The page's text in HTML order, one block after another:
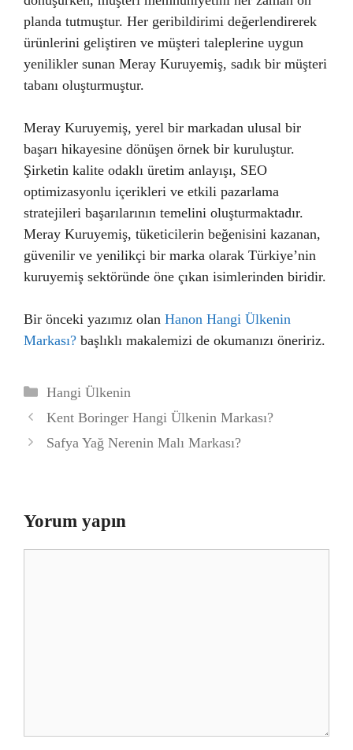
planda tutmuştur. Her geribildirimi değerlendirerek
ürünlerini geliştiren ve müşteri taleplerine uygun
yenilikler sunan Meray Kuruyemiş, sadık bir müşteri
tabanı oluşturmuştur.
Meray Kuruyemiş, yerel bir markadan ulusal bir
başarı hikayesine dönüşen örnek bir kuruluştur.
Şirketin kalite odaklı üretim anlayışı, SEO
optimizasyonlu içerikleri ve etkili pazarlama
stratejileri başarılarının temelini oluşturmaktadır.
Meray Kuruyemiş, tüketicilerin beğenisini kazanan,
güvenilir ve yenilikçi bir marka olarak Türkiye’nin
kuruyemiş sektöründe öne çıkan isimlerinden biridir.
Bir önceki yazımız olan Hanon Hangi Ülkenin
Markası? başlıklı makalemizi de okumanızı öneririz.
Kategoriler
Hangi Ülkenin
Kent Boringer Hangi Ülkenin Markası?
Safya Yağ Nerenin Malı Markası?
Yorum yapın